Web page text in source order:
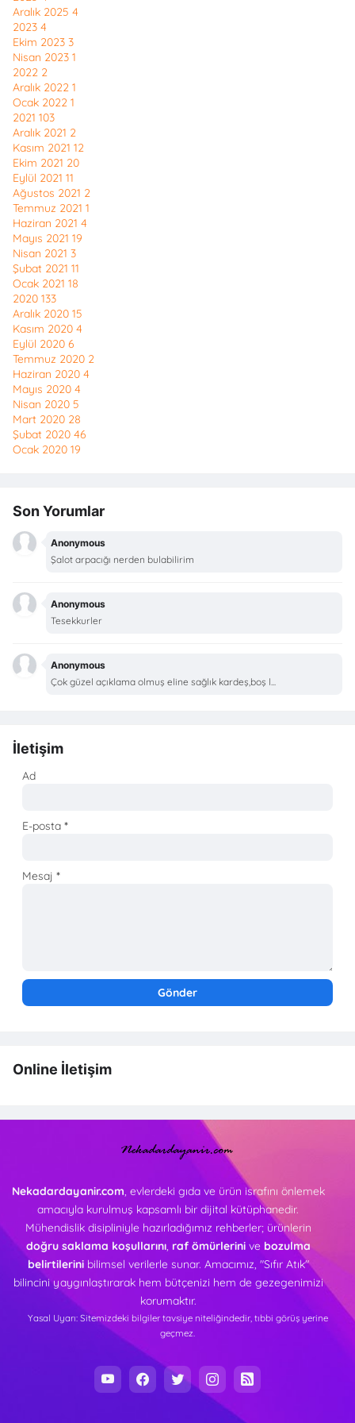
Aralık 2025 4
2023 4
Ekim 2023 3
Nisan 2023 1
2022 2
Aralık 2022 1
Ocak 2022 1
2021 103
Aralık 2021 2
Kasım 2021 12
Ekim 2021 20
Eylül 2021 11
Ağustos 2021 2
Temmuz 2021 1
Haziran 2021 4
Mayıs 2021 19
Nisan 2021 3
Şubat 2021 11
Ocak 2021 18
2020 133
Aralık 2020 15
Kasım 2020 4
Eylül 2020 6
Temmuz 2020 2
Haziran 2020 4
Mayıs 2020 4
Nisan 2020 5
Mart 2020 28
Şubat 2020 46
Ocak 2020 19
Son Yorumlar
Anonymous
Şalot arpacığı nerden bulabilirim
Anonymous
Tesekkurler
Anonymous
Çok güzel açıklama olmuş eline sağlık kardeş,boş l...
İletişim
Ad
E-posta*
Mesaj*
Online İletişim
Nekadardayanir.com, evlerdeki gıda ve ürün israfını önlemek
amacıyla kurulmuş kapsamlı bir dijital kütüphanedir.
Mühendislik disipliniyle hazırladığımız rehberler; ürünlerin
doğru saklama koşullarını, raf ömürlerinive bozulma
belirtilerinibilimsel verilerle sunar. Amacımız, "Sıfır Atık"
bilincini yaygınlaştırarak hem bütçenizi hem de gezegenimizi
korumaktır.
Yasal Uyarı: Sitemizdeki bilgiler tavsiye niteliğindedir, tıbbi görüş yerine
geçmez.